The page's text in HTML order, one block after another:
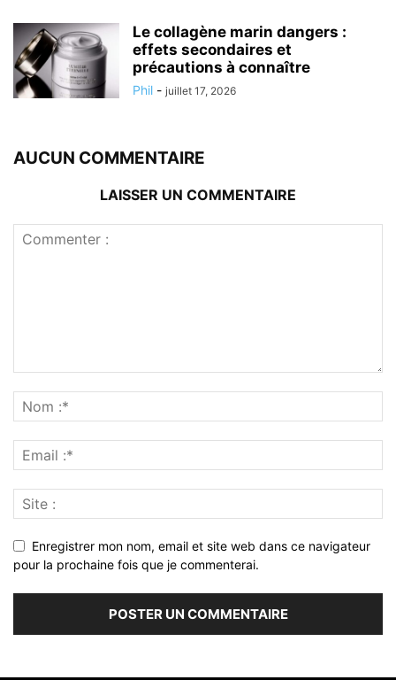
Le collagène marin dangers :
effets secondaires et
précautions à connaître
Phil - juillet 17, 2026
AUCUN COMMENTAIRE
LAISSER UN COMMENTAIRE
Enregistrer mon nom, email et site web dans ce navigateur
pour la prochaine fois que je commenterai.